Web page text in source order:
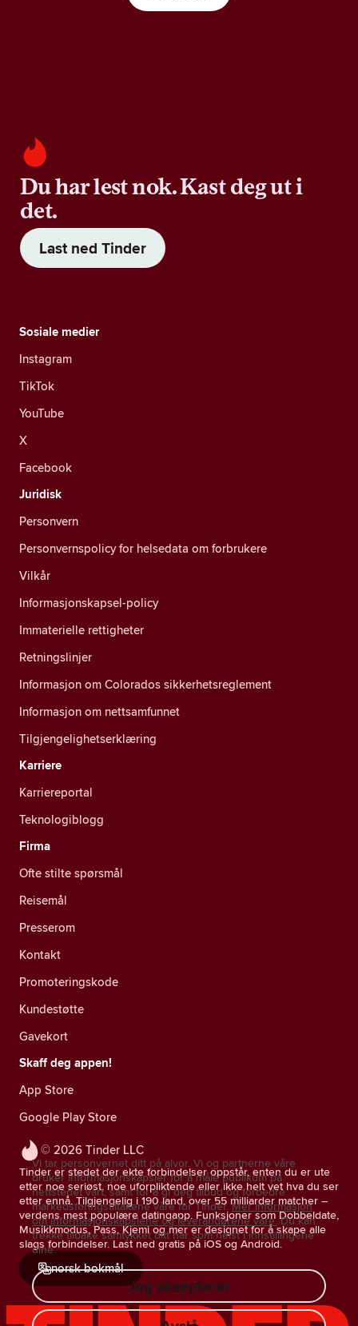
Du har lest nok. Kast deg ut i
det.
Last ned Tinder
© 2026 Tinder LLC
Tinder er stedet der ekte forbindelser oppstår, enten du er ute
etter noe seriøst, noe uforpliktende eller ikke helt vet hva du ser
etter ennå. Tilgjengelig i 190 land, over 55 milliarder matcher –
verdens mest populære datingapp. Funksjoner som Dobbeldate,
Musikkmodus, Pass, Kjemi og mer er designet for å skape alle
slags forbindelser. Last ned gratis på iOS og Android.
norsk bokmål
Sosiale medier
Instagram
TikTok
YouTube
X
Facebook
Juridisk
Personvern
Personvernspolicy for helsedata om forbrukere
Vilkår
Informasjonskapsel-policy
Immaterielle rettigheter
Retningslinjer
Informasjon om Colorados sikkerhetsreglement
Informasjon om nettsamfunnet
Tilgjengelighetserklæring
Karriere
Karriereportal
Teknologiblogg
Firma
Ofte stilte spørsmål
Reisemål
Presserom
Kontakt
Promoteringskode
Kundestøtte
Gavekort
Skaff deg appen!
App Store
Google Play Store
Vi tar personvernet ditt på alvor. Vi og partnerne våre
bruker informasjonskapsler for å måle publikum på
nettstedet vårt, samt for å gi deg tilbud og forbedre
markedsføringstiltakene våre for Tinder. Mer informasjon
om informasjonskapslene og leverandørene våre. Du kan
trekke tilbake samtykket ditt når som helst i innstillingene
dine.
Jeg aksepterer